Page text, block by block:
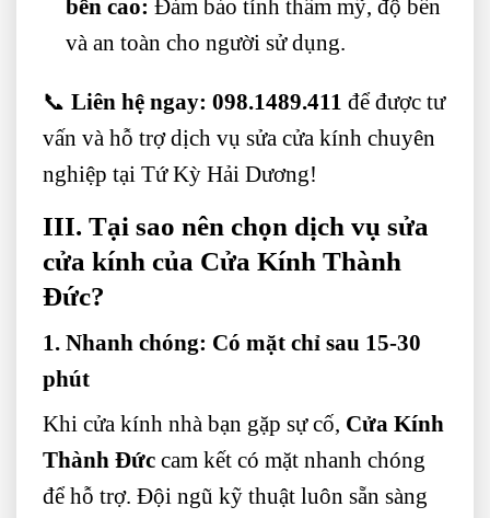
bền cao: Đảm bảo tính thẩm mỹ, độ bền
và an toàn cho người sử dụng.
📞 Liên hệ ngay: 098.1489.411 để được tư
vấn và hỗ trợ dịch vụ sửa cửa kính chuyên
nghiệp tại Tứ Kỳ Hải Dương!
III. Tại sao nên chọn dịch vụ sửa
cửa kính của Cửa Kính Thành
Đức?
1. Nhanh chóng: Có mặt chỉ sau 15-30
phút
Khi cửa kính nhà bạn gặp sự cố, Cửa Kính
Thành Đức cam kết có mặt nhanh chóng
để hỗ trợ. Đội ngũ kỹ thuật luôn sẵn sàng